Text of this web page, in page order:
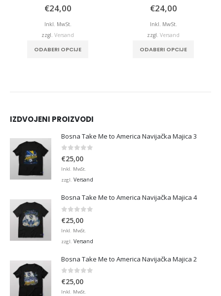
5.00von 5
€24,00
Inkl. MwSt.
zzgl. Versand
ODABERI OPCIJE
0von 5
€24,00
Inkl. MwSt.
zzgl. Versand
ODABERI OPCIJE
IZDVOJENI PROIZVODI
Bosna Take Me to America Navijačka Majica 3
0 von 5
€25,00
Inkl. MwSt.
zzgl. Versand
Bosna Take Me to America Navijačka Majica 4
€25,00
Inkl. MwSt.
zzgl. Versand
Bosna Take Me to America Navijačka Majica 2
0 von 5
€25,00
Inkl. MwSt.